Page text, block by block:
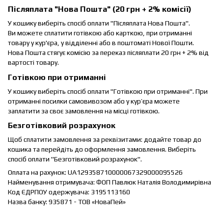
Післяплата "Нова Пошта" (20 грн + 2% комісії)
У кошику виберіть спосіб оплати "Післяплата Нова Пошта".
Ви можете сплатити готівкою або карткою, при отриманні
товару у кур'єра, у відділенні або в поштоматі Нової Пошти.
Нова Пошта стягує комісію за переказ післяплати 20 грн + 2% від
вартості товару.
Готівкою при отриманні
У кошику виберіть спосіб оплати "Готівкою при отриманні". При
отриманні посилки самовивозом або у кур’єра можете
заплатити за своє замовлення на місці готівкою.
Безготівковий розрахунок
Щоб сплатити замовлення за реквізитами: додайте товар до
кошика та перейдіть до оформлення замовлення. Виберіть
спосіб оплати "Безготівковий розрахунок".
Оплата на рахунок: UA129358710000067329000095526
Найменування отримувача: ФОП Павлюк Наталія Володимирівна
Код ЄДРПОУ одержувача: 3195113160
Назва банку: 935871 - ТОВ «НоваПей»